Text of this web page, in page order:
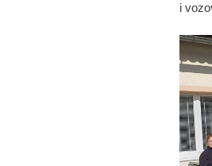
i